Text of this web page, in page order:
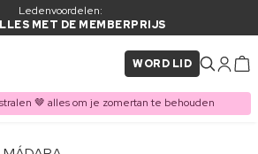
Ledenvoordelen:
MET DE MEMBERPRIJS
WORD LID
🤎 alles om je zomertan te behouden